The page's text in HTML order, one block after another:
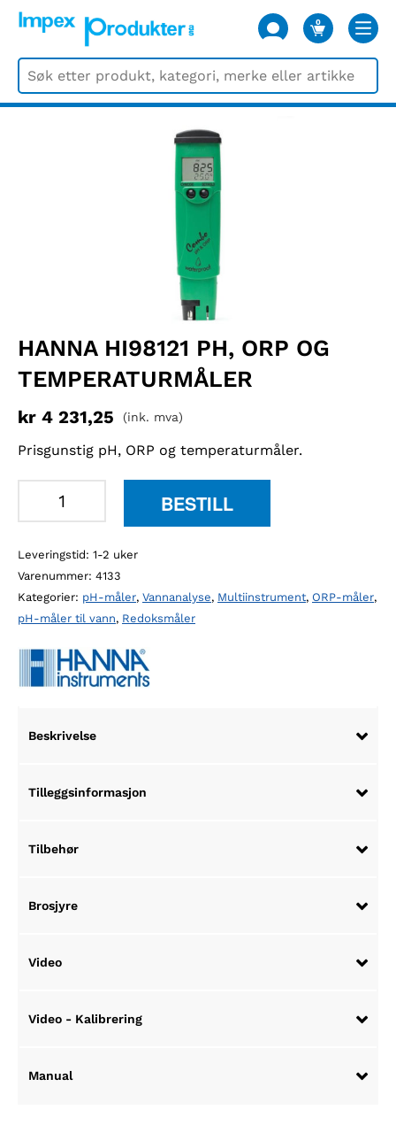
0
VARER
HANNA HI98121 PH, ORP OG
TEMPERATURMÅLER
kr 4 231,25 (ink. mva)
Prisgunstig pH, ORP og temperaturmåler.
ORP
og
temperaturmåler
antall
BESTILL
Leveringstid: 1-2 uker
Varenummer: 4133
Kategorier: pH-måler, Vannanalyse, Multiinstrument, ORP-måler,
pH-måler til vann, Redoksmåler
Beskrivelse
Tilleggsinformasjon
Tilbehør
Brosjyre
Video
Video - Kalibrering
Manual